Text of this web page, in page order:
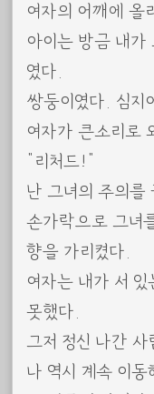
여자의 어깨에 올
아이는 방금 내가
였다.
쌍둥이였다. 심지
여자가 큰소리로
“리처드!”
난 그녀의 주의를
손가락으로 그녀
향을 가리켰다.
여자는 내가 서
못했다.
그저 정신 나간 사
나 역시 계속 이동